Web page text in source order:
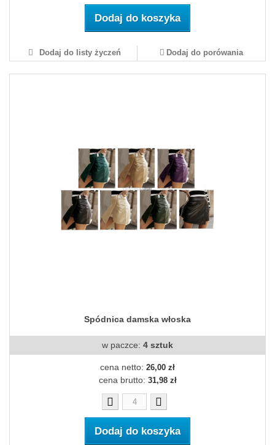
Dodaj do koszyka
Dodaj do listy życzeń Dodaj do porówania
Spódnica damska włoska
w paczce: 4 sztuk
cena netto: 26,00 zł
cena brutto: 31,98 zł
Dodaj do koszyka